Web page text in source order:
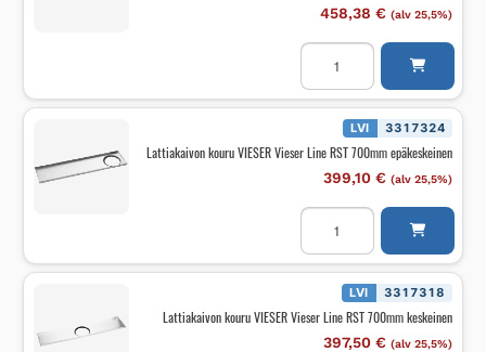
458,38 € (alv 25,5%)
Lattiakaivon
kouru
Vieser
Line
1000mm
keskeinen
musta
määrä
LVI 3317324
Lattiakaivon kouru VIESER Vieser Line RST 700mm epäkeskeinen
399,10 € (alv 25,5%)
Lattiakaivon
kouru
Vieser
Line
700mm
epäkeskeinen
määrä
LVI 3317318
Lattiakaivon kouru VIESER Vieser Line RST 700mm keskeinen
397,50 € (alv 25,5%)